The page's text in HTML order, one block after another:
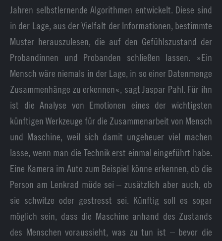
Jahren selbstlernende Algorithmen entwickelt. Diese sind
in der Lage, aus der Vielfalt der Informationen, bestimmte
Muster herauszulesen, die auf den Gefühlszustand der
Probandinnen und Probanden schließen lassen. »Ein
Mensch wäre niemals in der Lage, in so einer Datenmenge
Zusammenhänge zu erkennen«, sagt Jaspar Pahl. Für ihn
ist die Analyse von Emotionen eines der wichtigsten
künftigen Werkzeuge für die Zusammenarbeit von Mensch
und Maschine, weil sich damit ungeheuer viel machen
lasse, wenn man die Technik erst einmal eingeführt habe.
Eine Kamera im Auto zum Beispiel könne erkennen, ob die
Person am Lenkrad müde sei – zusätzlich aber auch, ob
sie schwitze oder gestresst sei. Künftig soll es sogar
möglich sein, dass die Maschine anhand des Zustands
des Menschen voraussieht, was zu tun ist – bevor die